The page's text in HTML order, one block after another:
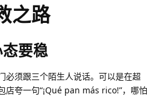
之路
要稳
必须跟三个陌生人说话。可以是在超
店夸一句“¡Qué pan más rico!”，哪怕